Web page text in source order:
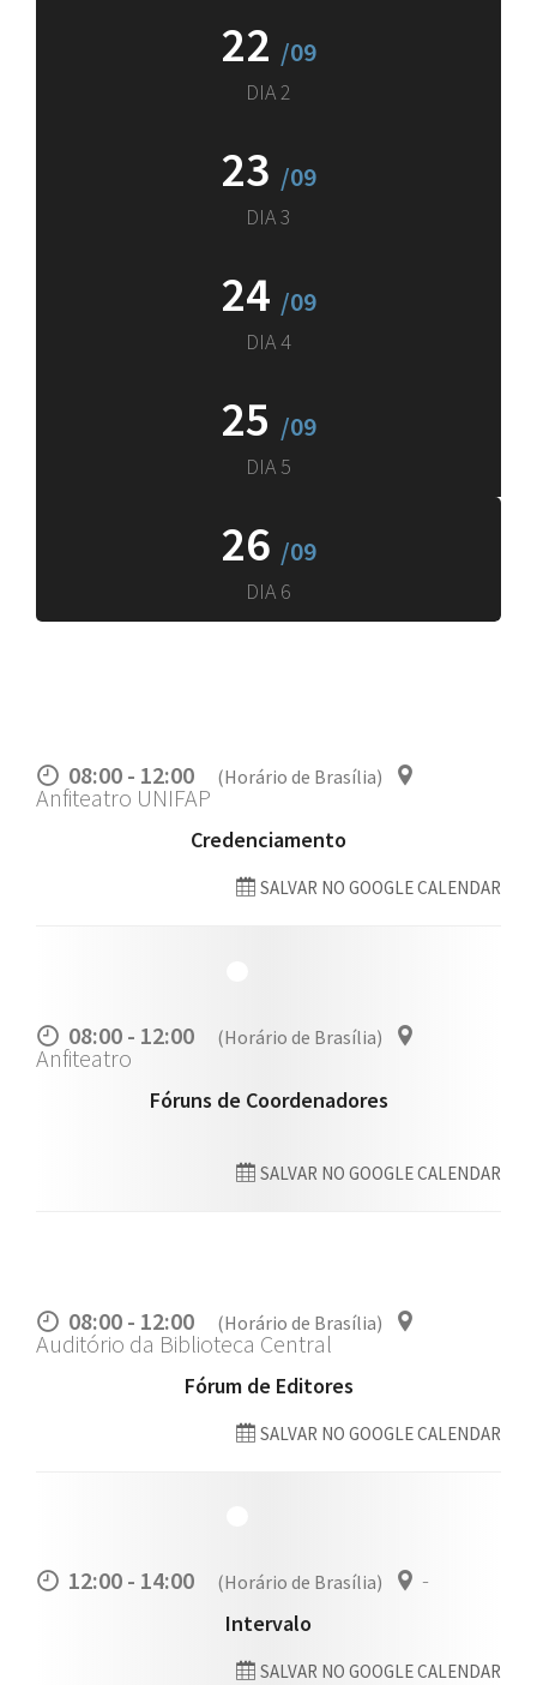
22 /09
DIA 2
23 /09
DIA 3
24 /09
DIA 4
25 /09
DIA 5
26 /09
DIA 6
08:00 - 12:00 (Horário de Brasília)
Anfiteatro UNIFAP
Credenciamento
SALVAR NO GOOGLE CALENDAR
08:00 - 12:00 (Horário de Brasília)
Anfiteatro
Fóruns de Coordenadores
SALVAR NO GOOGLE CALENDAR
08:00 - 12:00 (Horário de Brasília)
Auditório da Biblioteca Central
Fórum de Editores
SALVAR NO GOOGLE CALENDAR
12:00 - 14:00 (Horário de Brasília) -
Intervalo
SALVAR NO GOOGLE CALENDAR